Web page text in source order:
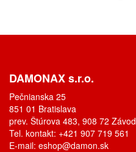
DAMONAX s.r.o.
Pečnianska 25
851 01 Bratislava
prev. Štúrova 483, 908 72 Závod
Tel. kontakt: +421 907 719 561
E-mail: eshop@damon.sk